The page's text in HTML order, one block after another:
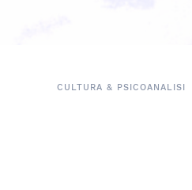
CULTURA & PSICOANALISI